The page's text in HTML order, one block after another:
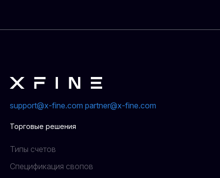
support@x-fine.com partner@x-fine.com
Торговые решения
Типы счетов
Спецификация свопов